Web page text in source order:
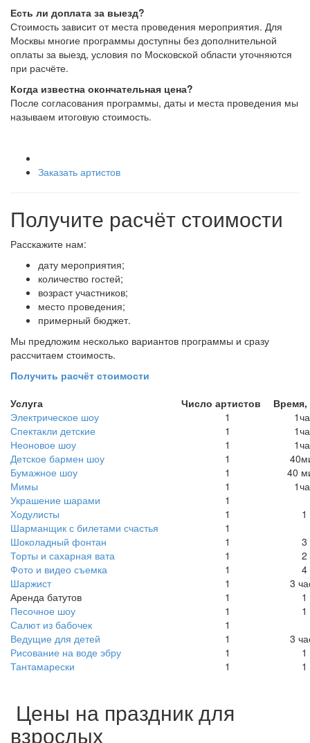
Есть ли доплата за выезд?
Стоимость зависит от места проведения мероприятия. Для
Москвы многие программы доступны без дополнительной
оплаты за выезд, условия по Московской области уточняются
при расчёте.
Когда известна окончательная цена?
После согласования программы, даты и места проведения мы
называем итоговую стоимость.
Заказать артистов
Получите расчёт стоимости
Расскажите нам:
дату мероприятия;
количество гостей;
возраст участников;
место проведения;
примерный бюджет.
Мы предложим несколько вариантов программы и сразу
рассчитаем стоимость.
Получить расчёт стоимости
Услуга
Число артистов Время,
Электрическое шоу
1
Спектакли детские
1
Неоновое шоу
1
Детское бармен шоу
1
Бумажное шоу
1
40
Мимы
1
Украшение шарами
1
Ходулисты
1
1
Шарманщик с билетами счастья
1
Шоколадный фонтан
1
3
Торты и сахарная вата
1
2
Фото и видео съемка
1
4
Шаржист
1
3
Аренда батутов
1
1
Песочное шоу
1
1
Салют из бабочек
1
Ведущие для детей
1
3
Рисование на воде эбру
1
1
Тантамарески
1 1
Цены на праздник для
взрослых